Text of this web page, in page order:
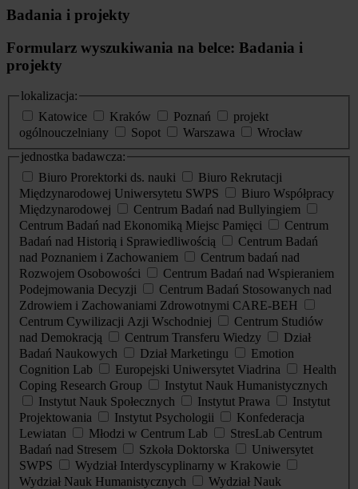
Badania i projekty
Formularz wyszukiwania na belce: Badania i
projekty
lokalizacja:
Katowice
Kraków Poznań
projekt
ogólnouczelniany
Sopot Warszawa
Wrocław
jednostka badawcza:
Biuro Prorektorki ds. nauki
Biuro Rekrutacji
Międzynarodowej Uniwersytetu SWPS
Biuro Współpracy
Międzynarodowej
Centrum Badań nad Bullyingiem
Centrum Badań nad Ekonomiką Miejsc Pamięci
Centrum
Badań nad Historią i Sprawiedliwością
Centrum Badań
nad Poznaniem i Zachowaniem
Centrum badań nad
Rozwojem Osobowości
Centrum Badań nad Wspieraniem
Podejmowania Decyzji
Centrum Badań Stosowanych nad
Zdrowiem i Zachowaniami Zdrowotnymi CARE-BEH
Centrum Cywilizacji Azji Wschodniej
Centrum Studiów
nad Demokracją
Centrum Transferu Wiedzy
Dział
Badań Naukowych
Dział Marketingu
Emotion
Cognition Lab
Europejski Uniwersytet Viadrina
Health
Coping Research Group
Instytut Nauk Humanistycznych
Instytut Nauk Społecznych
Instytut Prawa
Instytut
Projektowania
Instytut Psychologii
Konfederacja
Lewiatan
Młodzi w Centrum Lab
StresLab Centrum
Badań nad Stresem
Szkoła Doktorska
Uniwersytet
SWPS
Wydział Interdyscyplinarny w Krakowie
Wydział Nauk Humanistycznych
Wydział Nauk